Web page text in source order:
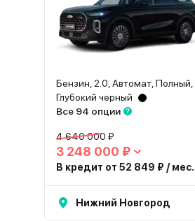
Бензин, 2.0, Автомат, Полный,
Глубокий черный
Все 94 опции
4 640 000 ₽
3 248 000 ₽
В кредит от 52 849 ₽ / мес.
Нижний Новгород